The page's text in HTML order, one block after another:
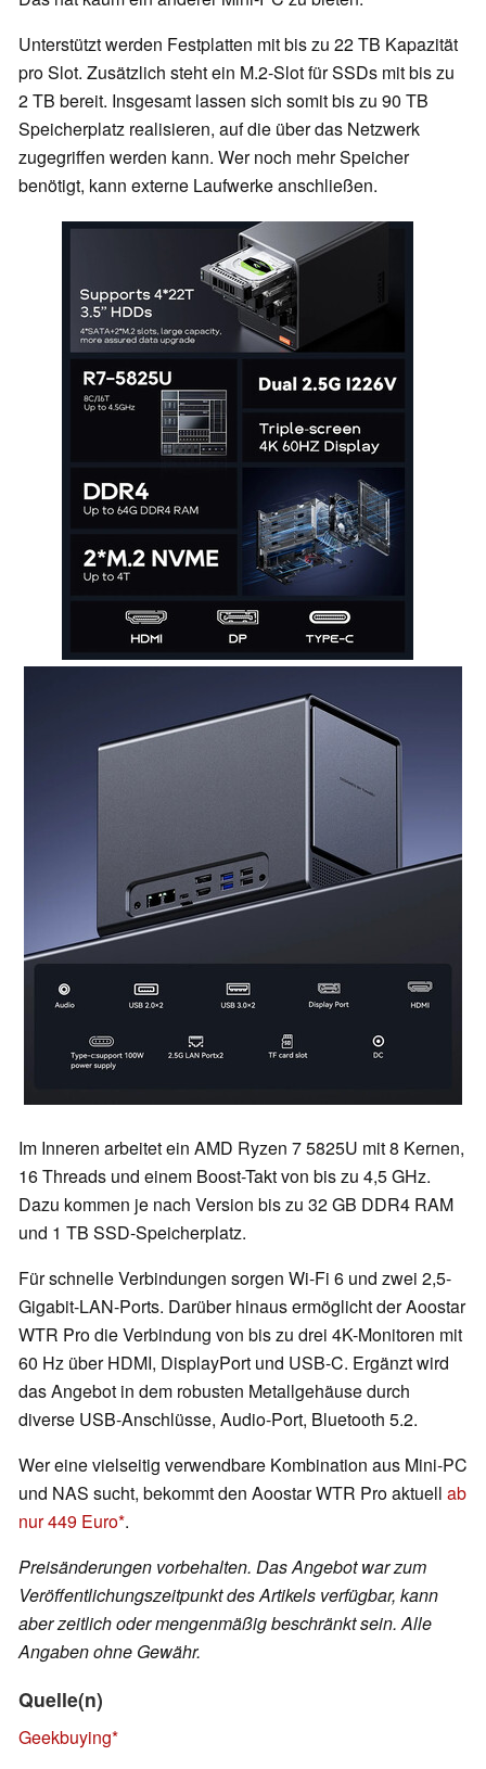
Unterstützt werden Festplatten mit bis zu 22 TB Kapazität
pro Slot. Zusätzlich steht ein M.2-Slot für SSDs mit bis zu
2 TB bereit. Insgesamt lassen sich somit bis zu 90 TB
Speicherplatz realisieren, auf die über das Netzwerk
zugegriffen werden kann. Wer noch mehr Speicher
benötigt, kann externe Laufwerke anschließen.
Im Inneren arbeitet ein AMD Ryzen 7 5825U mit 8 Kernen,
16 Threads und einem Boost-Takt von bis zu 4,5 GHz.
Dazu kommen je nach Version bis zu 32 GB DDR4 RAM
und 1 TB SSD-Speicherplatz.
Für schnelle Verbindungen sorgen Wi-Fi 6 und zwei 2,5-
Gigabit-LAN-Ports. Darüber hinaus ermöglicht der Aoostar
WTR Pro die Verbindung von bis zu drei 4K-Monitoren mit
60 Hz über HDMI, DisplayPort und USB-C. Ergänzt wird
das Angebot in dem robusten Metallgehäuse durch
diverse USB-Anschlüsse, Audio-Port, Bluetooth 5.2.
Wer eine vielseitig verwendbare Kombination aus Mini-PC
und NAS sucht, bekommt den Aoostar WTR Pro aktuell ab
nur 449 Euro .
Preisänderungen vorbehalten. Das Angebot war zum
Veröffentlichungszeitpunkt des Artikels verfügbar, kann
aber zeitlich oder mengenmäßig beschränkt sein. Alle
Angaben ohne Gewähr.
Quelle(n)
Geekbuying